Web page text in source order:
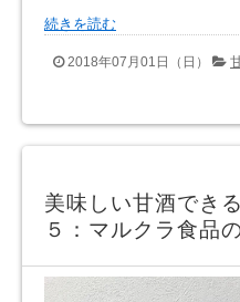
続きを読む
2018年07月01日（日）
美味しい甘酒でき
５：マルクラ食品